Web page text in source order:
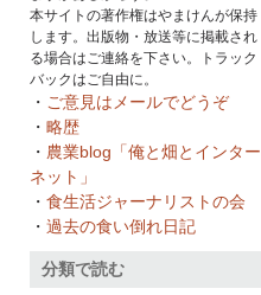
本サイトの著作権はやまけんが保持
します。出版物・放送等に掲載され
る場合はご連絡を下さい。トラック
バックはご自由に。
・ ご意見はメールでどうぞ
・ 略歴
・ 農業blog「俺と畑とインター
ネット」
・ 食生活ジャーナリストの会
・ 過去の食い倒れ日記
分類で読む